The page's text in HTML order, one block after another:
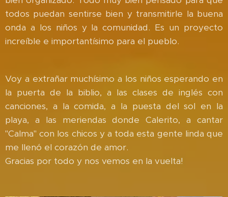
todos puedan sentirse bien y transmitirle la buena
onda a los niños y la comunidad. Es un proyecto
increíble e importantísimo para el pueblo.
Voy a extrañar muchísimo a los niños esperando en
la puerta de la biblio, a las clases de inglés con
canciones, a la comida, a la puesta del sol en la
playa, a las meriendas donde Calerito, a cantar
"Calma" con los chicos y a toda esta gente linda que
me llenó el corazón de amor.
Gracias por todo y nos vemos en la vuelta!